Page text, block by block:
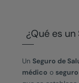
¿Qué es un
Un Seguro de
médico o